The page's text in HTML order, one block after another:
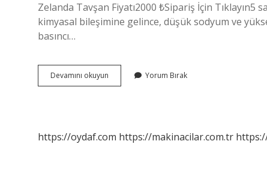
Zelanda Tavşan Fiyatı2000 ₺Sipariş İçin Tıklayın5
kimyasal bileşimine gelince, düşük sodyum ve
basıncı…
Devamını okuyun
Çiftliği
Yorum Bırak
https://oydaf.com https://makinacilar.com.tr